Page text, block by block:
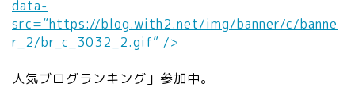
y
m
bo
ls
/v
data-
src=”https://blog.with2.net/img/banner/c/banne
r_2/br_c_3032_2.gif” />
人気ブログランキング」参加中。